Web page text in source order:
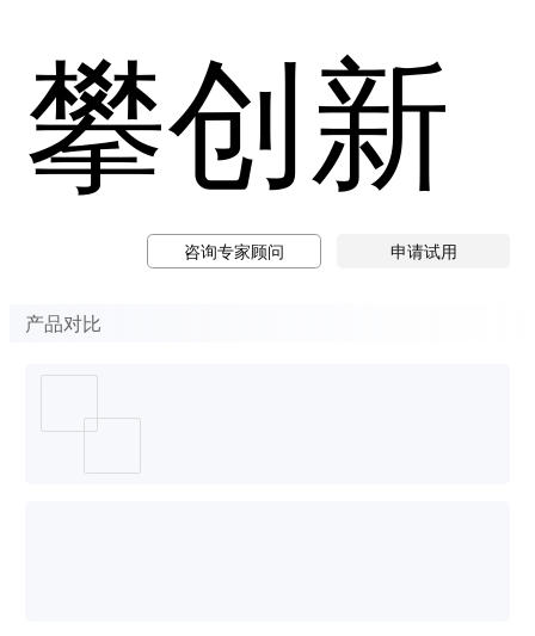
攀创新
咨询专家顾问 申请试用
产品对比